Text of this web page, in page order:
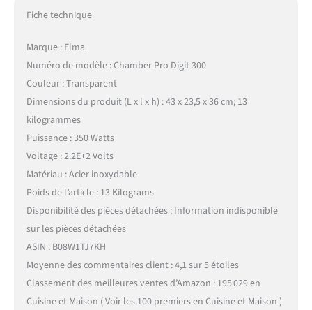
Fiche technique
Marque : Elma
Numéro de modèle : Chamber Pro Digit 300
Couleur : Transparent
Dimensions du produit (L x l x h) : 43 x 23,5 x 36 cm; 13
kilogrammes
Puissance : 350 Watts
Voltage : 2.2E+2 Volts
Matériau : Acier inoxydable
Poids de l’article : 13 Kilograms
Disponibilité des pièces détachées : Information indisponible
sur les pièces détachées
ASIN : B08W1TJ7KH
Moyenne des commentaires client : 4,1 sur 5 étoiles
Classement des meilleures ventes d’Amazon : 195 029 en
Cuisine et Maison ( Voir les 100 premiers en Cuisine et Maison )